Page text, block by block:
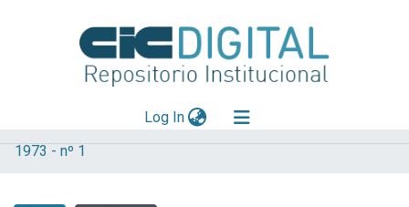
Log In(current)
Explorar
1973 - nº 1